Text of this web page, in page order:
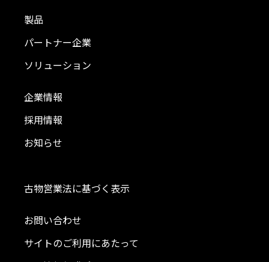
製品
パートナー企業
ソリューション
企業情報
採用情報
お知らせ
古物営業法に基づく表示
お問い合わせ
サイトのご利用にあたって